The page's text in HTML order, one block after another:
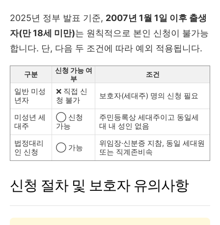
2025년 정부 발표 기준, 2007년 1월 1일 이후 출생
자(만 18세 미만)는 원칙적으로 본인 신청이 불가능
합니다. 단, 다음 두 조건에 따라 예외 적용됩니다.
구분
신청 가능 여
부
조건
일반 미성
년자
❌ 직접 신
청 불가
보호자(세대주) 명의 신청 필요
미성년 세
대주
◯ 신청
가능
주민등록상 세대주이고 동일세
대 내 성인 없음
법정대리
인 신청
◯ 가능
위임장·신분증 지참, 동일 세대원
또는 직계존비속
신청 절차 및 보호자 유의사항